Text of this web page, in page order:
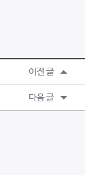
이전 글
다음 글